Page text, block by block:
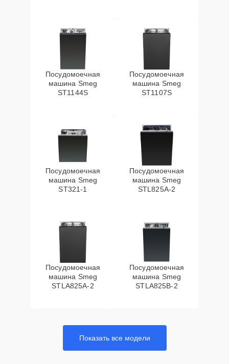
Посудомоечная
машина Smeg
ST1144S
Посудомоечная
машина Smeg
ST1107S
Посудомоечная
машина Smeg
ST321-1
Посудомоечная
машина Smeg
STL825A-2
Посудомоечная
машина Smeg
STLA825A-2
Посудомоечная
машина Smeg
STLA825B-2
Показать все модели